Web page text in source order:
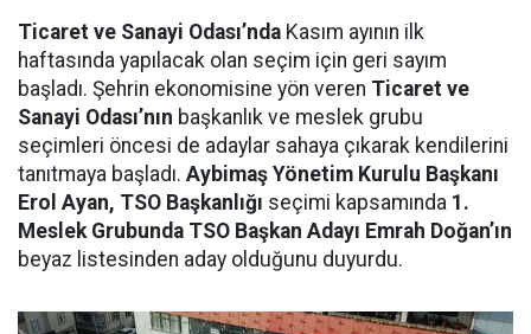
Ticaret ve Sanayi Odası’nda Kasım ayının ilk
haftasında yapılacak olan seçim için geri sayım
başladı. Şehrin ekonomisine yön veren Ticaret ve
Sanayi Odası’nın başkanlık ve meslek grubu
seçimleri öncesi de adaylar sahaya çıkarak kendilerini
tanıtmaya başladı. Aybimaş Yönetim Kurulu Başkanı
Erol Ayan, TSO Başkanlığı seçimi kapsamında 1.
Meslek Grubunda TSO Başkan Adayı Emrah Doğan’ın
beyaz listesinden aday olduğunu duyurdu.